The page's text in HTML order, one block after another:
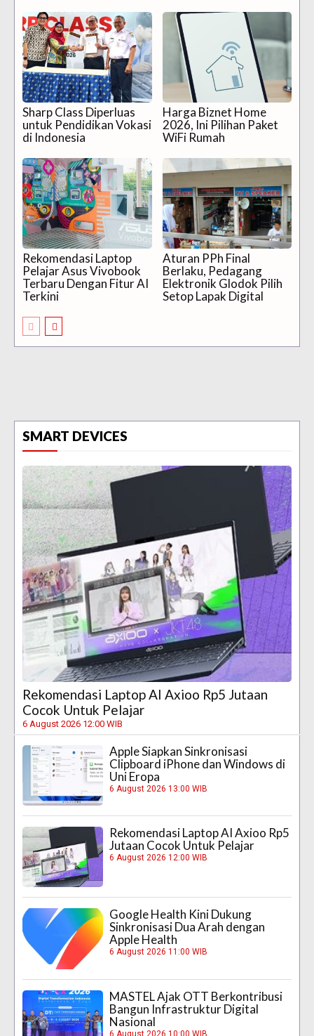
Sharp Class Diperluas
untuk Pendidikan Vokasi
di Indonesia
Harga Biznet Home
2026, Ini Pilihan Paket
WiFi Rumah
Rekomendasi Laptop
Pelajar Asus Vivobook
Terbaru Dengan Fitur AI
Terkini
Aturan PPh Final
Berlaku, Pedagang
Elektronik Glodok Pilih
Setop Lapak Digital
SMART DEVICES
Rekomendasi Laptop AI Axioo Rp5 Jutaan
Cocok Untuk Pelajar
6 August 2026 12:00 WIB
Apple Siapkan Sinkronisasi
Clipboard iPhone dan Windows di
Uni Eropa
6 August 2026 13:00 WIB
Rekomendasi Laptop AI Axioo Rp5
Jutaan Cocok Untuk Pelajar
6 August 2026 12:00 WIB
Google Health Kini Dukung
Sinkronisasi Dua Arah dengan
Apple Health
6 August 2026 11:00 WIB
MASTEL Ajak OTT Berkontribusi
Bangun Infrastruktur Digital
Nasional
6 August 2026 10:00 WIB